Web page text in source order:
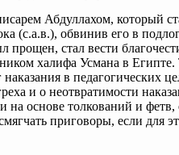
Абдуллахом, который
(с.а.в.), обвинив его в
прощен, стал вести
халифа Усмана в
в педагогических
и о неотвратимости
на основе толкований и
приговоры, если для